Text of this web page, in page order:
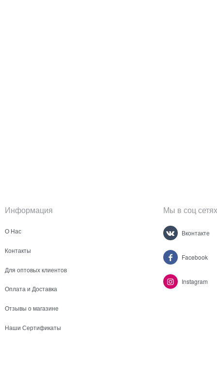
Информация
О Нас
Контакты
Для оптовых клиентов
Оплата и Доставка
Отзывы о магазине
Наши Сертификаты
Мы в соц сетях
Вконтакте
Facebook
Instagram